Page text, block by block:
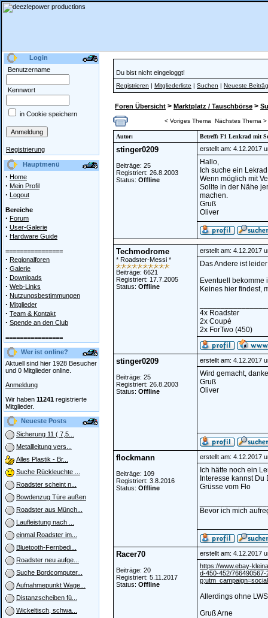
Login
Benutzername
Kennwort
in Cookie speichern
Registrierung
Hauptmenü
· Home
· Mein Profil
· Logout
Bereiche
· Forum
· User-Galerie
· Hardware Guide
================
· Regionalforen
· Galerie
· Downloads
· Web-Links
· Nutzungsbestimmungen
· Mitglieder
· Team & Kontakt
· Spende an den Club
================
Wer ist online?
Aktuell sind hier 1928 Besucher
und 0 Mitglieder online.
Anmeldung
Wir haben 11241 registrierte
Mitglieder.
Neueste Posts
Sicherung 11 ( 7,5...
Metallleitung vers...
Alles Plastik - Br...
Suche Rückleuchte ...
Roadster scheint n...
Bowdenzug Türe außen
Roadster aus Münch...
Laufleistung nach ...
einmal Roadster im...
Bluetooth-Fernbedi...
Roadster neu aufge...
Suche Bordcomputer...
Aufnahmepunkt Wage...
Distanzscheiben fü...
Wickeltisch, schwa...
Du bist nicht eingeloggt!
Registrieren | Mitgliederliste | Suchen | Neueste
Foren Übersicht > Marktplatz / Tauschbörse >
< Voriges Thema Nächstes Thema >
Autor: Betreff: F1 Lenkrad mit
stinger0209
Beiträge: 25
Registriert: 26.8.2003
Status: Offline
erstellt am: 4.12.2017
Hallo,
Ich suche ein
Wenn möglich mit
Sollte in der Nähe
machen.
Gruß
Oliver
Techmodrome
* Roadster-Messi *
Beiträge: 6621
Registriert: 17.7.2005
Status: Offline
erstellt am: 4.12.2017
Das Andere ist
Eventuell bekomme
Keines hier findest,
4x Roadster
2x Coupé
2x ForTwo (450)
stinger0209
Beiträge: 25
Registriert: 26.8.2003
Status: Offline
erstellt am: 4.12.2017
Wird gemacht,
Gruß
Oliver
flockmann
Beiträge: 109
Registriert: 3.8.2016
Status: Offline
erstellt am: 4.12.2017
Ich hätte noch ein
Interesse kannst
Grüsse vom Flo
Bevor ich mich
Racer70
Beiträge: 20
Registriert: 5.11.2017
Status: Offline
erstellt am: 4.12.2017
https://www.ebay-
d-450-452/
Allerdings ohne
Gruß Arne